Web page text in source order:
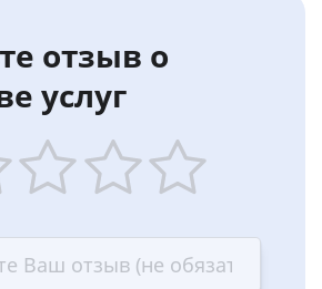
отзыв о
услуг
stars
—
stars
—
stars
—